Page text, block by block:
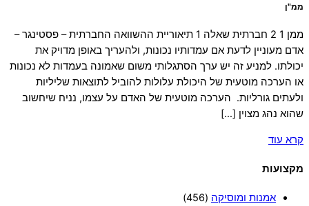
ממ"ן
ממן 1 2 חברתית שאלה 1 תיאוריית ההשוואה החברתית – פסטינגר –
אדם מעוניין לדעת אם עמדותיו נכונות, ולהעריך באופן מדויק את
יכולתו. למניע זה יש ערך הסתגלותי משום שאמונה בעמדות לא נכונות
או הערכה מוטעית של היכולת עלולות להוביל לתוצאות שליליות
ולעתים גורליות. הערכה מוטעית של האדם על עצמו, נניח שיחשוב
שהוא נהג מצוין […]
קרא עוד
מקצועות
אמנות ומוסיקה (456)